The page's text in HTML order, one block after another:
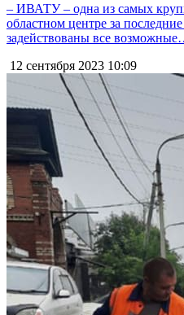
– ИВАТУ – одна из самых
областном центре за последние
задействованы все
12 сентября 2023 10:09